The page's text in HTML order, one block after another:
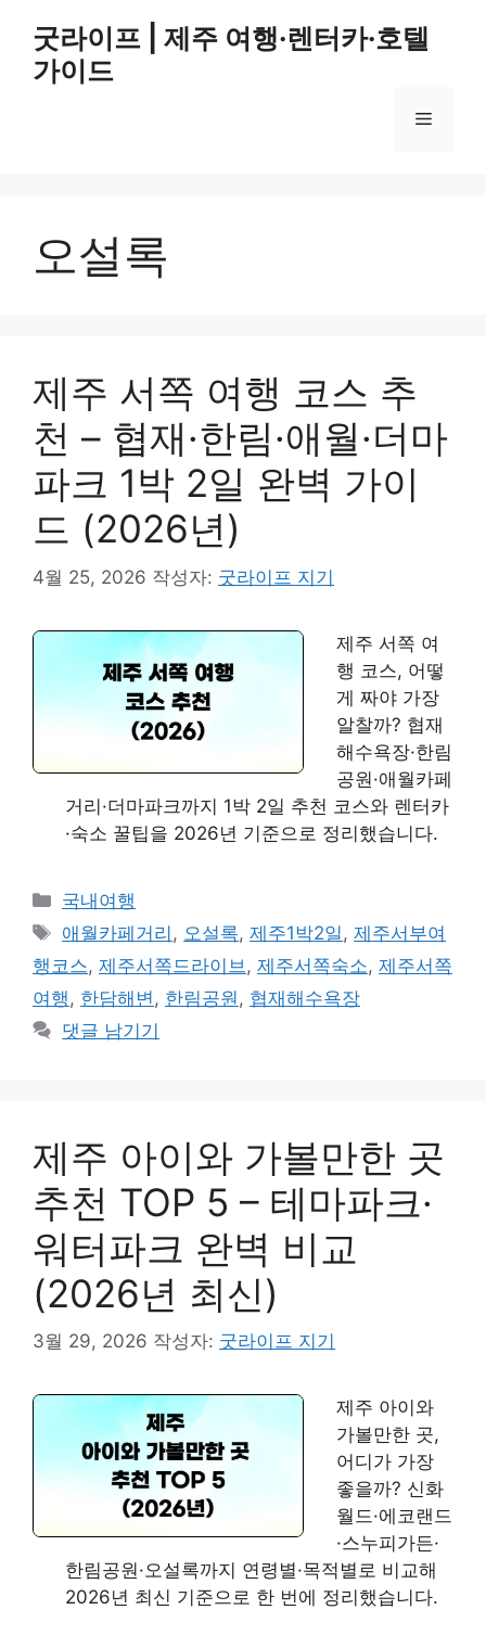
굿라이프 | 제주 여행·렌터카·호텔
가이드
메
오설록
제주 서쪽 여행 코스 추
천 – 협재·한림·애월·더마
파크 1박 2일 완벽 가이
드 (2026년)
4월 25, 2026 작성자: 굿라이프 지기
제주 서쪽 여
행 코스, 어떻
게 짜야 가장
알찰까? 협재
해수욕장·한림
공원·애월카페
거리·더마파크까지 1박 2일 추천 코스와 렌터카
·숙소 꿀팁을 2026년 기준으로 정리했습니다.
카
테
고
리
국내여행
태
그
애월카페거리 , 오설록,제주1박2일 ,제주서부여
행코스, 제주서쪽드라이브 , 제주서쪽숙소, 제주서쪽
여행 , 한담해변 , 한림공원 , 협재해수욕장
댓글 남기기
제주 아이와 가볼만한 곳
추천 TOP 5 – 테마파크·
워터파크 완벽 비교
(2026년 최신)
3월 29, 2026 작성자: 굿라이프 지기
제주 아이와
가볼만한 곳,
어디가 가장
좋을까? 신화
월드·에코랜드
·스누피가든·
한림공원·오설록까지 연령별·목적별로 비교해
2026년 최신 기준으로 한 번에 정리했습니다.